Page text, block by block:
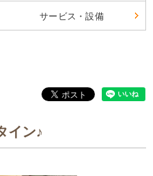
サービス・設備
イン♪